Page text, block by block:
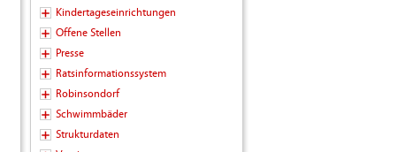
Kindertageseinrichtungen
Offene Stellen
Presse
Ratsinformationssystem
Robinsondorf
Schwimmbäder
Strukturdaten